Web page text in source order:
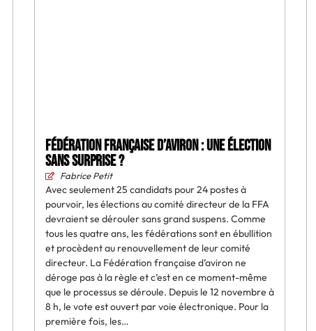
Fédération française d’aviron : une élection
sans surprise ?
Fabrice Petit
Avec seulement 25 candidats pour 24 postes à
pourvoir, les élections au comité directeur de la FFA
devraient se dérouler sans grand suspens. Comme
tous les quatre ans, les fédérations sont en ébullition
et procèdent au renouvellement de leur comité
directeur. La Fédération française d’aviron ne
déroge pas à la règle et c’est en ce moment-même
que le processus se déroule. Depuis le 12 novembre à
8 h, le vote est ouvert par voie électronique. Pour la
première fois, les…